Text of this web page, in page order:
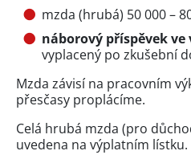
mzda (hrubá) 50 000 –
náborový příspěvek ve
vyplacený po zkušební
Mzda závisí na pracovním
přesčasy proplácíme.
Celá hrubá mzda (pro
uvedena na výplatním lístku.